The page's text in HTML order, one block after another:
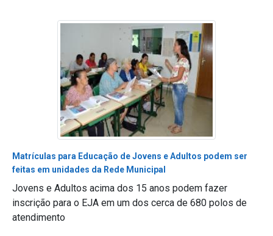
Matrículas para Educação de Jovens e Adultos podem ser
feitas em unidades da Rede Municipal
Jovens e Adultos acima dos 15 anos podem fazer
inscrição para o EJA em um dos cerca de 680 polos de
atendimento